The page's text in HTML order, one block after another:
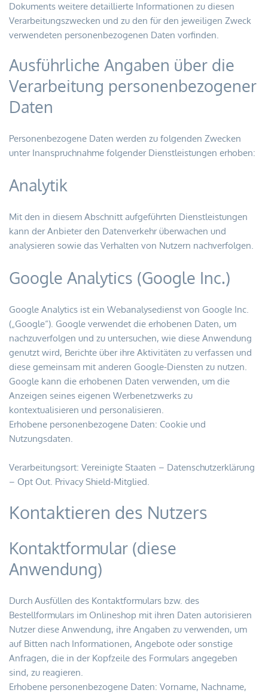
Dokuments weitere detaillierte Informationen zu diesen
Verarbeitungszwecken und zu den für den jeweiligen Zweck
verwendeten personenbezogenen Daten vorfinden.
Ausführliche Angaben über die
Verarbeitung personenbezogener
Daten
Personenbezogene Daten werden zu folgenden Zwecken
unter Inanspruchnahme folgender Dienstleistungen erhoben:
Analytik
Mit den in diesem Abschnitt aufgeführten Dienstleistungen
kann der Anbieter den Datenverkehr überwachen und
analysieren sowie das Verhalten von Nutzern nachverfolgen.
Google Analytics (Google Inc.)
Google Analytics ist ein Webanalysedienst von Google Inc.
(„Google“). Google verwendet die erhobenen Daten, um
nachzuverfolgen und zu untersuchen, wie diese Anwendung
genutzt wird, Berichte über ihre Aktivitäten zu verfassen und
diese gemeinsam mit anderen Google-Diensten zu nutzen.
Google kann die erhobenen Daten verwenden, um die
Anzeigen seines eigenen Werbenetzwerks zu
kontextualisieren und personalisieren.
Erhobene personenbezogene Daten: Cookie und
Nutzungsdaten.
Verarbeitungsort: Vereinigte Staaten – Datenschutzerklärung
– Opt Out. Privacy Shield-Mitglied.
Kontaktieren des Nutzers
Kontaktformular (diese
Anwendung)
Durch Ausfüllen des Kontaktformulars bzw. des
Bestellformulars im Onlineshop mit ihren Daten autorisieren
Nutzer diese Anwendung, ihre Angaben zu verwenden, um
auf Bitten nach Informationen, Angebote oder sonstige
Anfragen, die in der Kopfzeile des Formulars angegeben
sind, zu reagieren.
Erhobene personenbezogene Daten: Vorname, Nachname,